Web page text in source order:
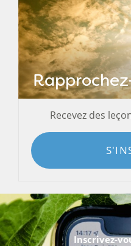
Recevez des
Inscrivez-